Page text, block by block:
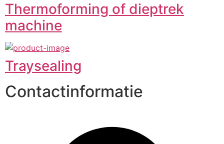
Thermoforming of dieptrek
machine
Traysealing
Contactinformatie